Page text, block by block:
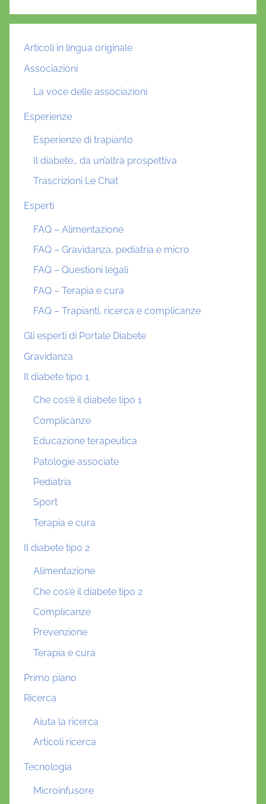
Articoli in lingua originale
Associazioni
La voce delle associazioni
Esperienze
Esperienze di trapianto
Il diabete… da un’altra prospettiva
Trascrizioni Le Chat
Esperti
FAQ – Alimentazione
FAQ – Gravidanza, pediatria e micro
FAQ – Questioni legali
FAQ – Terapia e cura
FAQ – Trapianti, ricerca e complicanze
Gli esperti di Portale Diabete
Gravidanza
Il diabete tipo 1
Che cos’è il diabete tipo 1
Complicanze
Educazione terapeutica
Patologie associate
Pediatria
Sport
Terapia e cura
Il diabete tipo 2
Alimentazione
Che cos’è il diabete tipo 2
Complicanze
Prevenzione
Terapia e cura
Primo piano
Ricerca
Aiuta la ricerca
Articoli ricerca
Tecnologia
Microinfusore